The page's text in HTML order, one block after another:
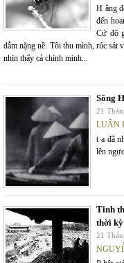
H ằng
đến
Cứ độ
dẫm nặng nề. Tôi thu mình, rúc sát
nhìn thấy cả chính mình...
Sông
21
LUÂN
t a đã
lên
Tinh
thời kỳ
21